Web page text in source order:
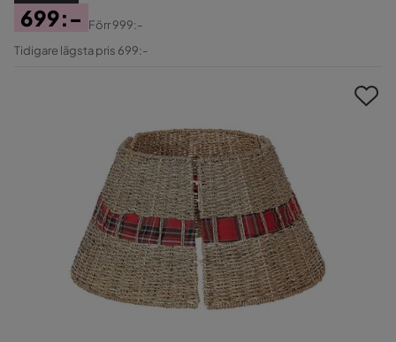
Pris
699:-
Original
Förr999:-
Tidigare lägsta pris 699:-